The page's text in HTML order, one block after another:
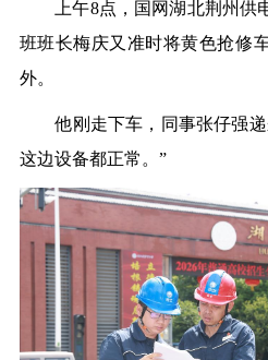
上午8点，国网湖北荆州供
班班长梅庆又准时将黄色抢修
外。
他刚走下车，同事张仔强递
这边设备都正常。”